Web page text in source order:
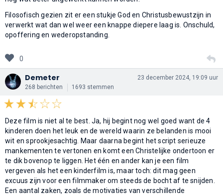
Filosofisch gezien zit er een stukje God en Christusbewustzijn in
verwerkt wat dan wel weer een knappe diepere laag is. Onschuld,
opoffering en wederopstanding.
0
Demeter
268 berichten 1693 stemmen
23 december 2024, 19:09 uur
Deze film is niet al te best. Ja, hij begint nog wel goed want de 4
kinderen doen het leuk en de wereld waarin ze belanden is mooi
wit en sprookjesachtig. Maar daarna begint het script serieuze
mankementen te vertonen en komt een Christelijke ondertoon er
te dik bovenop te liggen. Het één en ander kan je een film
vergeven als het een kinderfilm is, maar toch: dit mag geen
excuus zijn voor een filmmaker om steeds de bocht af te snijden.
Een aantal zaken, zoals de motivaties van verschillende